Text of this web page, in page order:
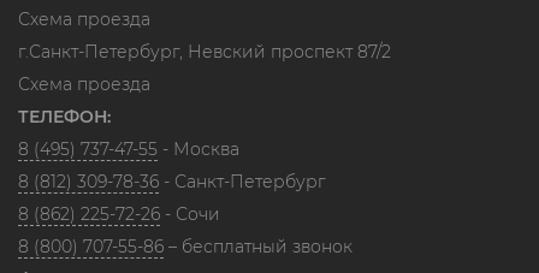
Схема проезда
г.Санкт-Петербург, Невский проспект 87/2
Схема проезда
ТЕЛЕФОН:
8 (495) 737-47-55 - Москва
8 (812) 309-78-36 - Санкт-Петербург
8 (862) 225-72-26 - Сочи
8 (800) 707-55-86 – бесплатный звонок